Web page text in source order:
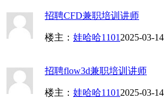
招聘CFD兼职培训讲师
楼主： 娃哈哈11012025-03-14
招聘flow3d兼职培训讲师
楼主： 娃哈哈11012025-03-14